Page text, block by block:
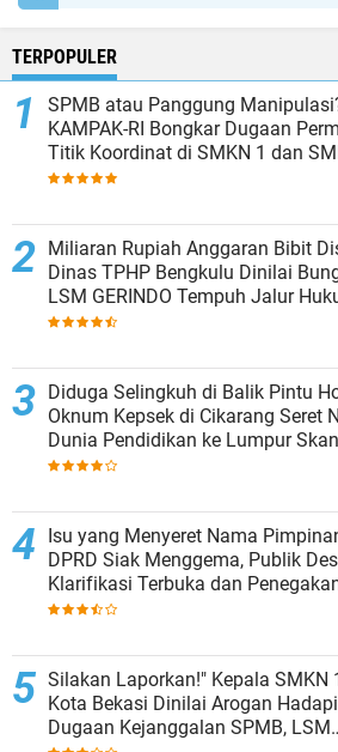
TERPOPULER
SPMB atau Panggung
KAMPAK-RI Bongkar Dugaan
Titik Koordinat di SMKN 1 dan
Kota Bekasi
Miliaran Rupiah Anggaran Bibit
Dinas TPHP Bengkulu Dinilai
LSM GERINDO Tempuh Jalur
Diduga Selingkuh di Balik Pintu
Oknum Kepsek di Cikarang Seret
Dunia Pendidikan ke Lumpur
Isu yang Menyeret Nama
DPRD Siak Menggema, Publik
Klarifikasi Terbuka dan
Hukum Bila Ada Bukti
Silakan Laporkan!" Kepala SMKN
Kota Bekasi Dinilai Arogan Hadapi
Dugaan Kejanggalan SPMB, LSM